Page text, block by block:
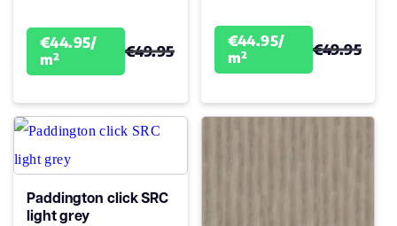
Garantie
€44.95/
m²
€49.95
€44.95/
m²
€49.95
Paddington click SRC
light grey